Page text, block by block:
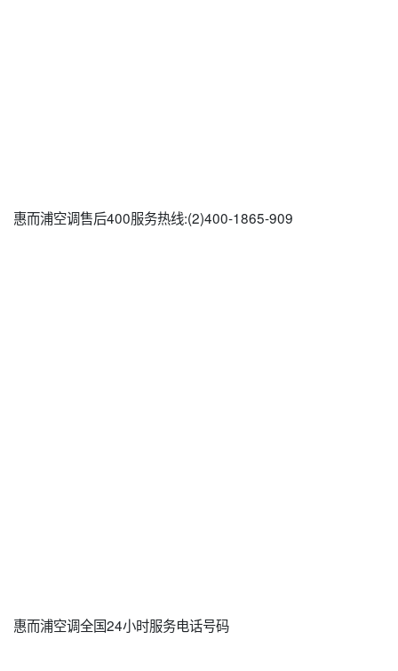
惠而浦空调售后400服务热线:(2)400-1865-909
惠而浦空调全国24小时服务电话号码